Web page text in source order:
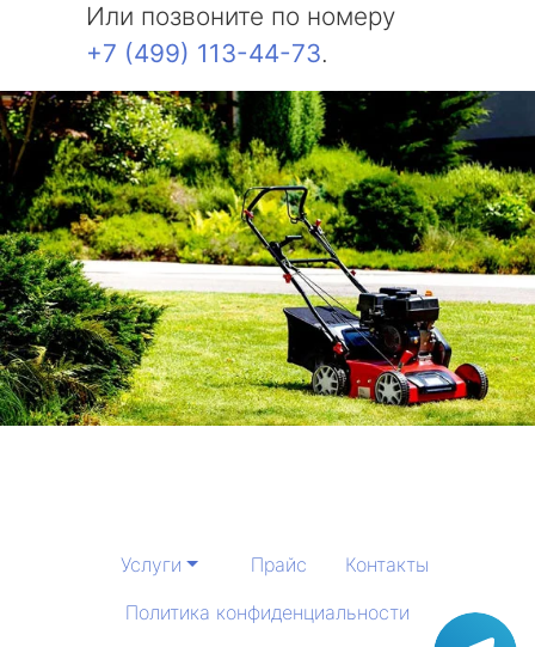
Или позвоните по номеру
+7 (499) 113-44-73.
Услуги Прайс
Контакты
Политика конфиденциальности